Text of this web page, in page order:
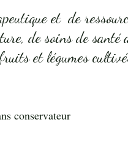
et de
de soins de
et légumes
conservateur